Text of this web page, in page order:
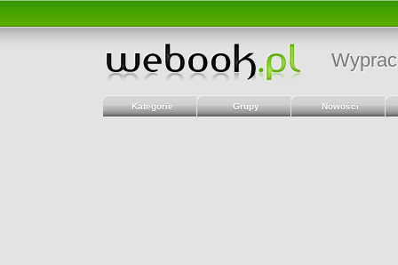
Kategorie Grupy Nowości